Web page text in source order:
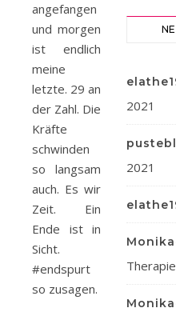
angefangen
und morgen
ist endlich
meine
letzte. 29 an
der Zahl. Die
Kräfte
schwinden
so langsam
auch. Es wir
Zeit. Ein
Ende ist in
Sicht.
#endspurt
so zusagen.
2021
2021